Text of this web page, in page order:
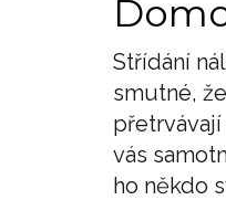
Střídání
smutné,
vás
ho někdo